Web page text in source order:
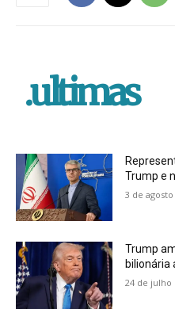
.ultimas
Trump e
3 de
Trump
bilionária
24 de julho